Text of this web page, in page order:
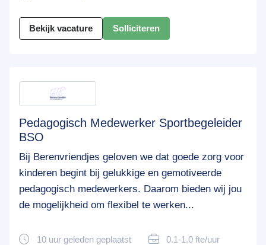
Bekijk vacature Solliciteren
Pedagogisch Medewerker Sportbegeleider
BSO
Bij Berenvriendjes geloven we dat goede zorg voor
kinderen begint bij gelukkige en gemotiveerde
pedagogisch medewerkers. Daarom bieden wij jou
de mogelijkheid om flexibel te werken...
10 uur geleden geplaatst
0.1-1.0 fte/uur